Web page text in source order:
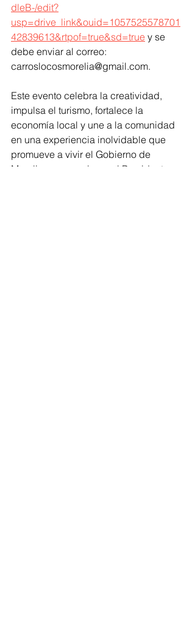
dleB-/edit?
usp=drive_link&ouid=1057525578701
42839613&rtpof=true&sd=true y se
debe enviar al correo:
carroslocosmorelia@gmail.com.
Este evento celebra la creatividad,
impulsa el turismo, fortalece la
economía local y une a la comunidad
en una experiencia inolvidable que
promueve a vivir el Gobierno de
Morelia que encabeza el Presidente